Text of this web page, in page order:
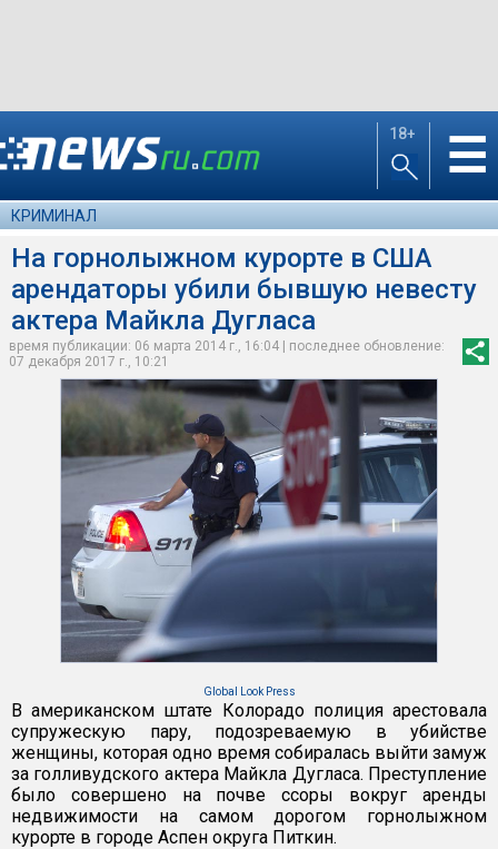
18+ ☰
КРИМИНАЛ
На горнолыжном курорте в США
арендаторы убили бывшую невесту
актера Майкла Дугласа
время публикации: 06 марта 2014 г., 16:04 | последнее обновление:
07 декабря 2017 г., 10:21
Global Look Press
В американском штате Колорадо полиция арестовала
супружескую пару, подозреваемую в убийстве
женщины, которая одно время собиралась выйти замуж
за голливудского актера Майкла Дугласа. Преступление
было совершено на почве ссоры вокруг аренды
недвижимости на самом дорогом горнолыжном
курорте в городе Аспен округа Питкин.